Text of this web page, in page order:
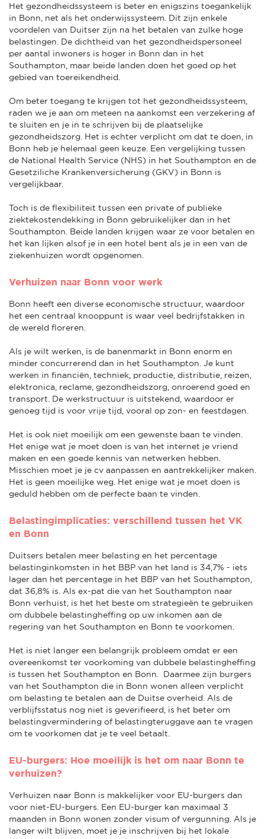
Het gezondheidssysteem is beter en enigszins toegankelijk
in Bonn, net als het onderwijssysteem. Dit zijn enkele
voordelen van Duitser zijn na het betalen van zulke hoge
belastingen. De dichtheid van het gezondheidspersoneel
per aantal inwoners is hoger in Bonn dan in het
Southampton, maar beide landen doen het goed op het
gebied van toereikendheid.
Om beter toegang te krijgen tot het gezondheidssysteem,
raden we je aan om meteen na aankomst een verzekering af
te sluiten en je in te schrijven bij de plaatselijke
gezondheidszorg. Het is echter verplicht om dat te doen, in
Bonn heb je helemaal geen keuze. Een vergelijking tussen
de National Health Service (NHS) in het Southampton en de
Gesetziliche Krankenversicherung (GKV) in Bonn is
vergelijkbaar.
Toch is de flexibiliteit tussen een private of publieke
ziektekostendekking in Bonn gebruikelijker dan in het
Southampton. Beide landen krijgen waar ze voor betalen en
het kan lijken alsof je in een hotel bent als je in een van de
ziekenhuizen wordt opgenomen.
Verhuizen naar Bonn voor werk
Bonn heeft een diverse economische structuur, waardoor
het een centraal knooppunt is waar veel bedrijfstakken in
de wereld floreren.
Als je wilt werken, is de banenmarkt in Bonn enorm en
minder concurrerend dan in het Southampton. Je kunt
werken in financiën, techniek, productie, distributie, reizen,
elektronica, reclame, gezondheidszorg, onroerend goed en
transport. De werkstructuur is uitstekend, waardoor er
genoeg tijd is voor vrije tijd, vooral op zon- en feestdagen.
Het is ook niet moeilijk om een gewenste baan te vinden.
Het enige wat je moet doen is van het internet je vriend
maken en een goede kennis van netwerken hebben.
Misschien moet je je cv aanpassen en aantrekkelijker maken.
Het is geen moeilijke weg. Het enige wat je moet doen is
geduld hebben om de perfecte baan te vinden.
Belastingimplicaties: verschillend tussen het VK
en Bonn
Duitsers betalen meer belasting en het percentage
belastinginkomsten in het BBP van het land is 34,7% - iets
lager dan het percentage in het BBP van het Southampton,
dat 36,8% is. Als ex-pat die van het Southampton naar
Bonn verhuist, is het het beste om strategieën te gebruiken
om dubbele belastingheffing op uw inkomen aan de
regering van het Southampton en Bonn te voorkomen.
Het is niet langer een belangrijk probleem omdat er een
overeenkomst ter voorkoming van dubbele belastingheffing
is tussen het Southampton en Bonn. Daarmee zijn burgers
van het Southampton die in Bonn wonen alleen verplicht
om belasting te betalen aan de Duitse overheid. Als de
verblijfsstatus nog niet is geverifieerd, is het beter om
belastingvermindering of belastingteruggave aan te vragen
om te voorkomen dat je te veel betaalt.
EU-burgers: Hoe moeilijk is het om naar Bonn te
verhuizen?
Verhuizen naar Bonn is makkelijker voor EU-burgers dan
voor niet-EU-burgers. Een EU-burger kan maximaal 3
maanden in Bonn wonen zonder visum of vergunning. Als je
langer wilt blijven, moet je je inschrijven bij het lokale